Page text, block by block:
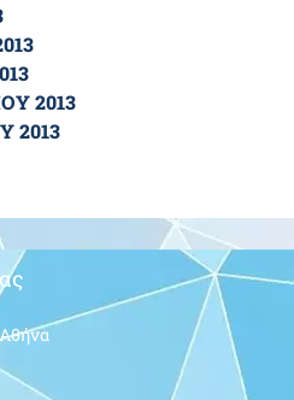
2013
2013